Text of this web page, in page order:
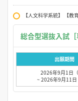
【人文科学系統】 【教
出願期間
2026年9月1日（
~ 2026年9月11日